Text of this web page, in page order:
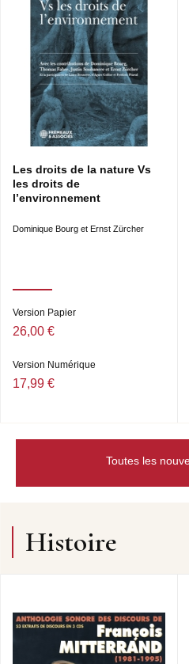
Les droits de la nature Vs
les droits de
l’environnement
Dominique Bourg et Ernst Zürcher
Version Papier
26,00 €
Version Numérique
17,99 €
Toutes les
Histoire